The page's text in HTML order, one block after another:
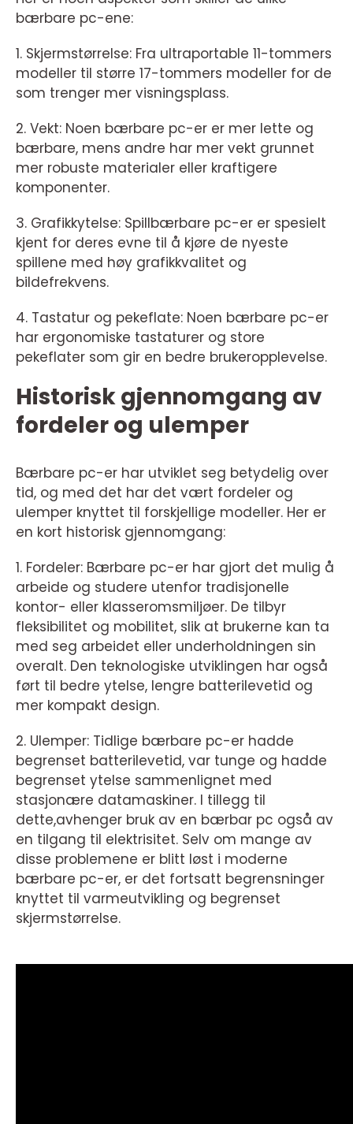
bærbare pc-ene:
1. Skjermstørrelse: Fra ultraportable 11-tommers
modeller til større 17-tommers modeller for de
som trenger mer visningsplass.
2. Vekt: Noen bærbare pc-er er mer lette og
bærbare, mens andre har mer vekt grunnet
mer robuste materialer eller kraftigere
komponenter.
3. Grafikkytelse: Spillbærbare pc-er er spesielt
kjent for deres evne til å kjøre de nyeste
spillene med høy grafikkvalitet og
bildefrekvens.
4. Tastatur og pekeflate: Noen bærbare pc-er
har ergonomiske tastaturer og store
pekeflater som gir en bedre brukeropplevelse.
Historisk gjennomgang av
fordeler og ulemper
Bærbare pc-er har utviklet seg betydelig over
tid, og med det har det vært fordeler og
ulemper knyttet til forskjellige modeller. Her er
en kort historisk gjennomgang:
1. Fordeler: Bærbare pc-er har gjort det mulig å
arbeide og studere utenfor tradisjonelle
kontor- eller klasseromsmiljøer. De tilbyr
fleksibilitet og mobilitet, slik at brukerne kan ta
med seg arbeidet eller underholdningen sin
overalt. Den teknologiske utviklingen har også
ført til bedre ytelse, lengre batterilevetid og
mer kompakt design.
2. Ulemper: Tidlige bærbare pc-er hadde
begrenset batterilevetid, var tunge og hadde
begrenset ytelse sammenlignet med
stasjonære datamaskiner. I tillegg til
dette,avhenger bruk av en bærbar pc også av
en tilgang til elektrisitet. Selv om mange av
disse problemene er blitt løst i moderne
bærbare pc-er, er det fortsatt begrensninger
knyttet til varmeutvikling og begrenset
skjermstørrelse.